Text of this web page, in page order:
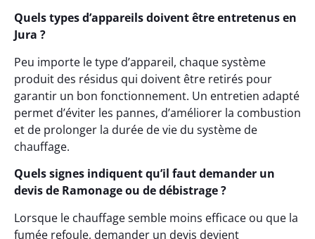
Quels types d’appareils doivent être entretenus en
Jura ?
Peu importe le type d’appareil, chaque système
produit des résidus qui doivent être retirés pour
garantir un bon fonctionnement. Un entretien adapté
permet d’éviter les pannes, d’améliorer la combustion
et de prolonger la durée de vie du système de
chauffage.
Quels signes indiquent qu’il faut demander un
devis de Ramonage ou de débistrage ?
Lorsque le chauffage semble moins efficace ou que la
fumée refoule, demander un devis devient